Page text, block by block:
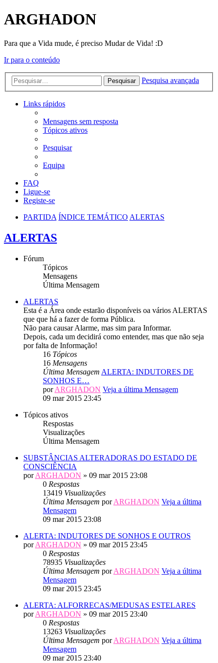
ARGHADON
Para que a Vida mude, é preciso Mudar de Vida! :D
Ir para o conteúdo
Pesquisar Pesquisa avançada
Links rápidos
Mensagens sem resposta
Tópicos ativos
Pesquisar
Equipa
FAQ
Ligue-se
Registe-se
PARTIDA ÍNDICE TEMÁTICO ALERTAS
ALERTAS
Fórum
Tópicos
Mensagens
Última Mensagem
ALERTAS
Esta é a Área onde estarão disponíveis oa vários ALERTAS
que que há a fazer de forma Pública.
Não para causar Alarme, mas sim para Informar.
Depois, cada um decidirá como entender, mas que não seja
por falta de Informação!
16 Tópicos
16 Mensagens
Última Mensagem ALERTA: INDUTORES DE
SONHOS E…
porARGHADON Veja a última Mensagem
09 mar 2015 23:45
Tópicos ativos
Respostas
Visualizações
Última Mensagem
SUBSTÂNCIAS ALTERADORAS DO ESTADO DE
CONSCIÊNCIA
porARGHADON » 09 mar 2015 23:08
0 Respostas
13419 Visualizações
Última Mensagem porARGHADON Veja a última
Mensagem
09 mar 2015 23:08
ALERTA: INDUTORES DE SONHOS E OUTROS
porARGHADON » 09 mar 2015 23:45
0 Respostas
78935 Visualizações
Última Mensagem porARGHADON Veja a última
Mensagem
09 mar 2015 23:45
ALERTA: ALFORRECAS/MEDUSAS ESTELARES
porARGHADON » 09 mar 2015 23:40
0 Respostas
13263 Visualizações
Última Mensagem porARGHADON Veja a última
Mensagem
09 mar 2015 23:40